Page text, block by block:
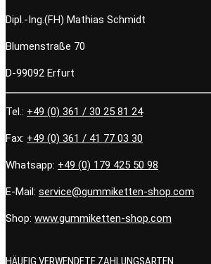
Dipl.-Ing.(FH) Mathias Schmidt
Blumenstraße 70
D-99092 Erfurt
Tel.: +49 (0) 361 / 30 25 81 24
Fax: +49 (0) 361 / 41 77 03 30
Whatsapp: +49 (0) 179 425 50 98
E-Mail: service@gummiketten-shop.com
Shop: www.gummiketten-shop.com
HÄUFIG VERWENDETE ZAHLUNGSARTEN